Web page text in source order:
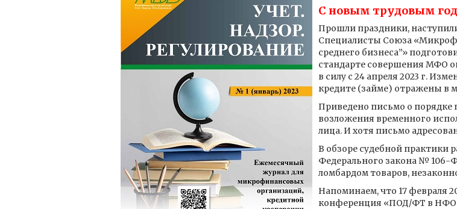
С новым трудовым
Прошли праздники,
Специалисты Союза
среднего бизнеса”»
стандарте совершения МФО
в силу с 24 апреля 2023 г.
кредите (займе) отражены в
Приведено письмо о порядке
возложения временного
лица. И хотя письмо
В обзоре судебной практики
Федерального закона №
ломбардом товаров,
Напоминаем, что 17 февраля
конференция «ПОД/ФТ в НФО